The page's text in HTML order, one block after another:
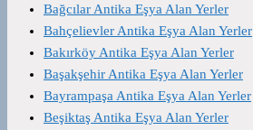
Bağcılar Antika Eşya Alan Yerler
Bahçelievler Antika Eşya Alan Yerler
Bakırköy Antika Eşya Alan Yerler
Başakşehir Antika Eşya Alan Yerler
Bayrampaşa Antika Eşya Alan Yerler
Beşiktaş Antika Eşya Alan Yerler